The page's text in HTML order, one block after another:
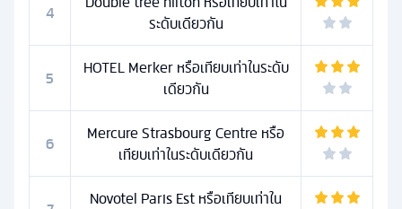
4
ระดับเดียวกัน
5
HOTEL Merker หรือเทียบเท่าในระดับ
เดียวกัน
6
Mercure Strasbourg Centre หรือ
เทียบเท่าในระดับเดียวกัน
Novotel Paris Est หรือเทียบเท่าใน